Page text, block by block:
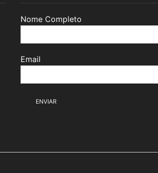
Nome Completo
Email